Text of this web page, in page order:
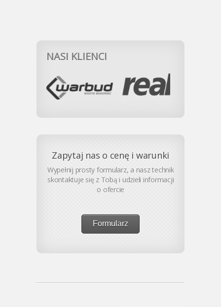
NASI KLIENCI
Zapytaj nas o cenę i warunki
Wypełnij prosty formularz, a nasz technik
skontaktuje się z Tobą i udzieli informacji
o ofercie
Formularz